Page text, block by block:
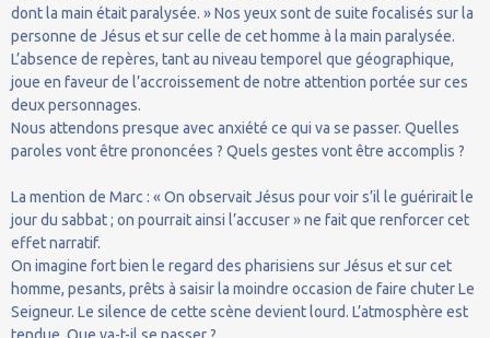
dont la main était paralysée. » Nos yeux sont de suite focalisés sur la
personne de Jésus et sur celle de cet homme à la main paralysée.
L’absence de repères, tant au niveau temporel que géographique,
joue en faveur de l’accroissement de notre attention portée sur ces
deux personnages.
Nous attendons presque avec anxiété ce qui va se passer. Quelles
paroles vont être prononcées ? Quels gestes vont être accomplis ?
La mention de Marc : « On observait Jésus pour voir s’il le guérirait le
jour du sabbat ; on pourrait ainsi l’accuser » ne fait que renforcer cet
effet narratif.
On imagine fort bien le regard des pharisiens sur Jésus et sur cet
homme, pesants, prêts à saisir la moindre occasion de faire chuter Le
Seigneur. Le silence de cette scène devient lourd. L’atmosphère est